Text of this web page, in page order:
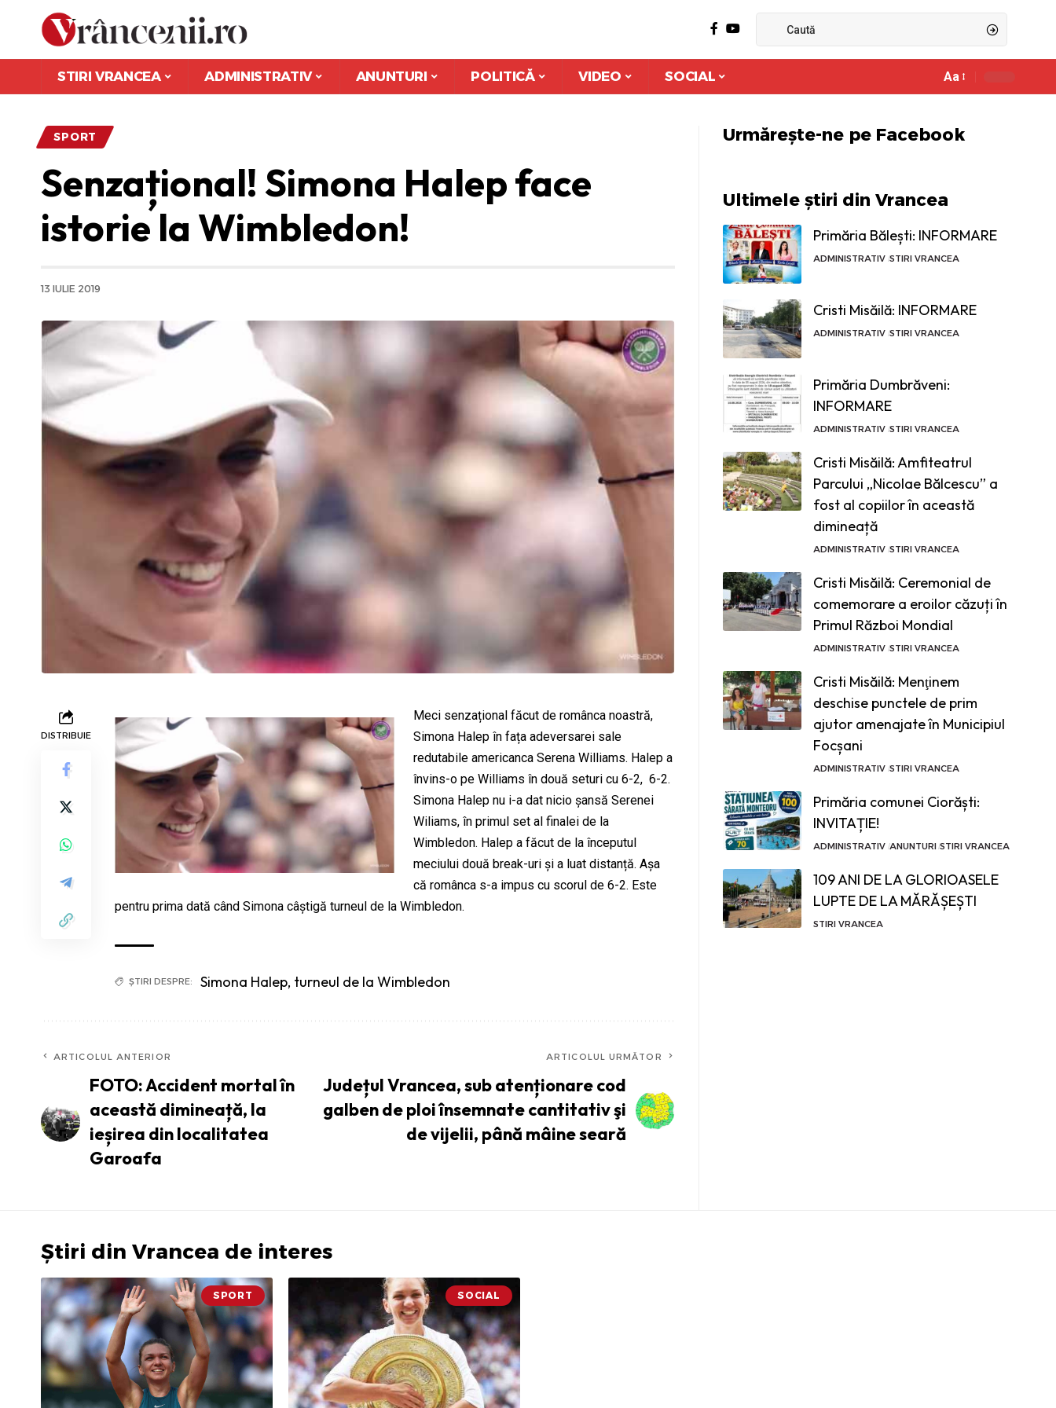
STIRI VRANCEA ADMINISTRATIV ANUNTURI POLITICĂ VIDEO SOCIAL
Ajustor
font
Aa
SPORT
Senzațional! Simona Halep face
istorie la Wimbledon!
13 IULIE 2019
DISTRIBUIE
Meci senzațional făcut de românca noastră,
Simona Halep în fața adeversarei sale
redutabile americanca Serena Williams. Halep a
învins-o pe Williams în două seturi cu 6-2, 6-2.
Simona Halep nu i-a dat nicio șansă Serenei
Wiliams, în primul set al finalei de la
Wimbledon. Halep a făcut de la începutul
meciului două break-uri și a luat distanță. Așa
că românca s-a impus cu scorul de 6-2. Este
pentru prima dată când Simona câștigă turneul de la Wimbledon.
ȘTIRI DESPRE: Simona Halep, turneul de la Wimbledon
ARTICOLUL ANTERIOR
FOTO: Accident mortal în
această dimineață, la
ieșirea din localitatea
Garoafa
ARTICOLUL URMĂTOR
Județul Vrancea, sub atenționare cod
galben de ploi însemnate cantitativ şi
de vijelii, până mâine seară
Urmărește-ne pe Facebook
Ultimele știri din Vrancea
Primăria Bălești: INFORMARE
ADMINISTRATIV STIRI VRANCEA
Cristi Misăilă: INFORMARE
ADMINISTRATIV STIRI VRANCEA
Primăria Dumbrăveni:
INFORMARE
ADMINISTRATIV STIRI VRANCEA
Cristi Misăilă: Amfiteatrul
Parcului „Nicolae Bălcescu” a
fost al copiilor în această
dimineață
ADMINISTRATIV STIRI VRANCEA
Cristi Misăilă: Ceremonial de
comemorare a eroilor căzuți în
Primul Război Mondial
ADMINISTRATIV STIRI VRANCEA
Cristi Misăilă: Menţinem
deschise punctele de prim
ajutor amenajate în Municipiul
Focșani
ADMINISTRATIV STIRI VRANCEA
Primăria comunei Ciorăști:
INVITAȚIE!
ADMINISTRATIV ANUNTURI STIRI VRANCEA
109 ANI DE LA GLORIOASELE
LUPTE DE LA MĂRĂȘEȘTI
STIRI VRANCEA
Știri din Vrancea de interes
SPORT SOCIAL